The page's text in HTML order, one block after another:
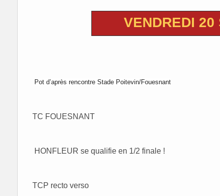
VENDREDI 20
Pot d’après rencontre Stade Poitevin/Fouesnant
TC FOUESNANT
HONFLEUR se qualifie en 1/2 finale !
TCP recto verso